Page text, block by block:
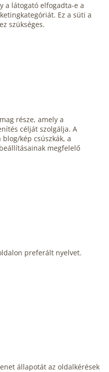
a látogató elfogadta-e a
Ez a süti a
szükséges.
része, amely a
célját szolgálja. A
kép csúszkák, a
megfelelő
preferált nyelvet.
állapotát az oldalkérések